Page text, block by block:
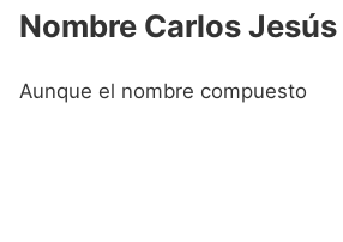
Nombre Carlos Jesús
Aunque el nombre compuesto